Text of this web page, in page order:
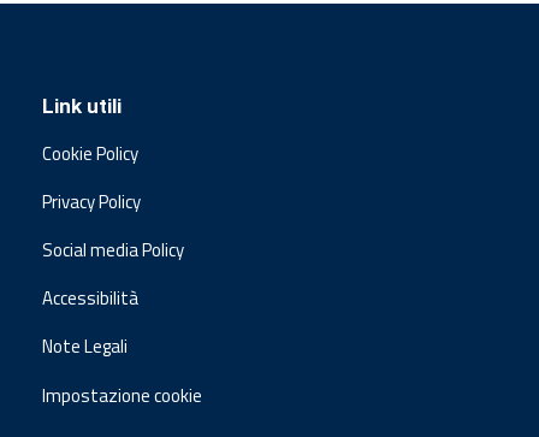
Link utili
Cookie Policy
Privacy Policy
Social media Policy
Accessibilità
Note Legali
Impostazione cookie